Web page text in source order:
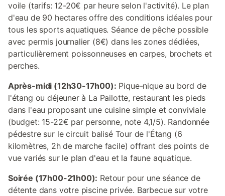
voile (tarifs: 12-20€ par heure selon l'activité). Le plan
d'eau de 90 hectares offre des conditions idéales pour
tous les sports aquatiques. Séance de pêche possible
avec permis journalier (8€) dans les zones dédiées,
particulièrement poissonneuses en carpes, brochets et
perches.
Après-midi (12h30-17h00): Pique-nique au bord de
l'étang ou déjeuner à La Pailotte, restaurant les pieds
dans l'eau proposant une cuisine simple et conviviale
(budget: 15-22€ par personne, note 4,1/5). Randonnée
pédestre sur le circuit balisé Tour de l'Étang (6
kilomètres, 2h de marche facile) offrant des points de
vue variés sur le plan d'eau et la faune aquatique.
Soirée (17h00-21h00): Retour pour une séance de
détente dans votre piscine privée. Barbecue sur votre